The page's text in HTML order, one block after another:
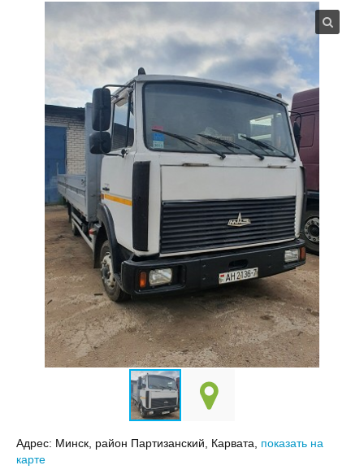
Адрес: Минск, район Партизанский, Карвата, показать на
карте